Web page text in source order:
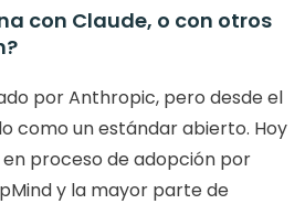
con Claude, o con otros
por Anthropic, pero desde el
como un estándar abierto. Hoy
proceso de adopción por
y la mayor parte de